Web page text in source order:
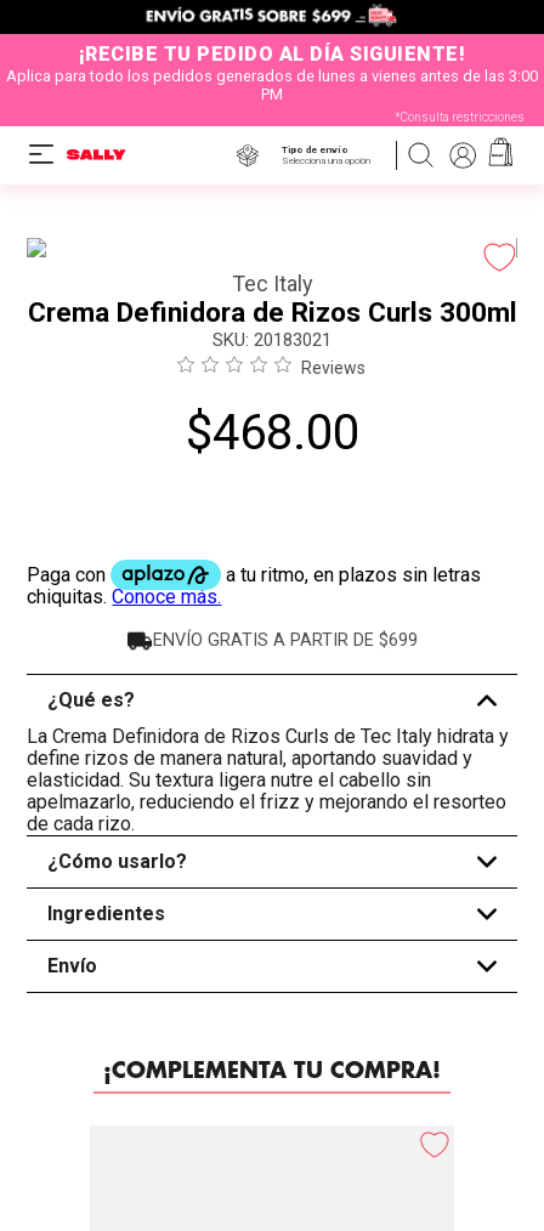
¡RECIBE TU PEDIDO AL DÍA SIGUIENTE!
Aplica para todo los pedidos generados de lunes a vienes antes de las 3:00
PM
*Consulta restricciones
Tipo de envío
Selecciona una opción
Tec Italy
Crema Definidora de Rizos Curls 300ml
: 20183021
Reviews
$468.00
ENVÍO GRATIS A PARTIR DE $699
¿Qué es?
-
La Crema Definidora de Rizos Curls de Tec Italy hidrata y
define rizos de manera natural, aportando suavidad y
elasticidad. Su textura ligera nutre el cabello sin
apelmazarlo, reduciendo el frizz y mejorando el resorteo
de cada rizo.
¿Cómo usarlo?
+
Ingredientes +
Envío +
¡COMPLEMENTA TU COMPRA!